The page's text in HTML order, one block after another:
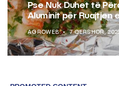
Pse Nuk Duhet të
Aluminit për Ruajtjen
AGROWEB 7 QERSHOR,